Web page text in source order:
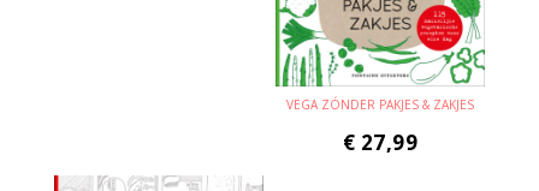
VEGA ZÓNDER PAKJES & ZAKJES
€ 27,99